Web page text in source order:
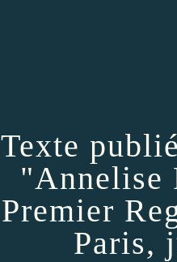
Texte
"Annelise
Premier
Paris,